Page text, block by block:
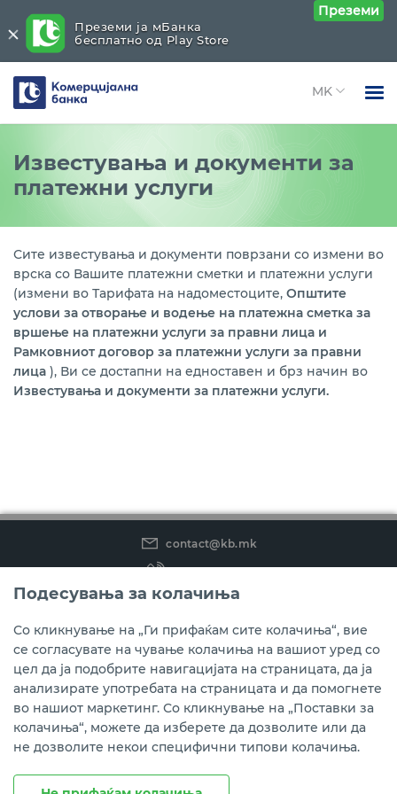
Open
Правни лица
За нас
Open
Close submenu (Платежни услуги)
Платежни услуги во земјата
Платежни услуги со странство
Платежна сметка во девизи
Девизен пазар
Курсна листа за правни лица
платежни услуги
Известувања и документи за платежни услуги
Комерцијална
банка
Известувања и документи за
платежни услуги
Сите известувања и документи поврзани со измени во
врска со Вашите платежни сметки и платежни услуги
(измени во Тарифата на надоместоците, Општите
услови за отворање и водење на платежна сметка за
вршење на платежни услуги за правни лица и
Рамковниот договор за платежни услуги за правни
лица ), Ви се достапни на едноставен и брз начин во
Известувања и документи за платежни услуги.
contact@kb.mk
(02) 3 296 800
Instagram
LinkedIn
Youtube
Преземете ја мобилната апликација мБанкаКо.
Подесувања за колачиња
Со кликнување на „Ги прифаќам сите колачиња“, вие
се согласувате на чување колачиња на вашиот уред со
цел да ја подобрите навигацијата на страницата, да ја
анализирате употребата на страницата и да помогнете
во нашиот маркетинг. Со кликнување на „Поставки за
колачиња“, можете да изберете да дозволите или да
не дозволите некои специфични типови колачиња.
Преземи ја мБанка
бесплатно од Play Store
Преземи